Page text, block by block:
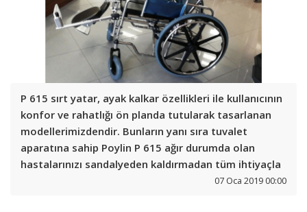
P 615 sırt yatar, ayak kalkar özellikleri ile kullanıcının
konfor ve rahatlığı ön planda tutularak tasarlanan
modellerimizdendir. Bunların yanı sıra tuvalet
aparatına sahip Poylin P 615 ağır durumda olan
hastalarınızı sandalyeden kaldırmadan tüm ihtiyaçla
07 Oca 2019 00:00